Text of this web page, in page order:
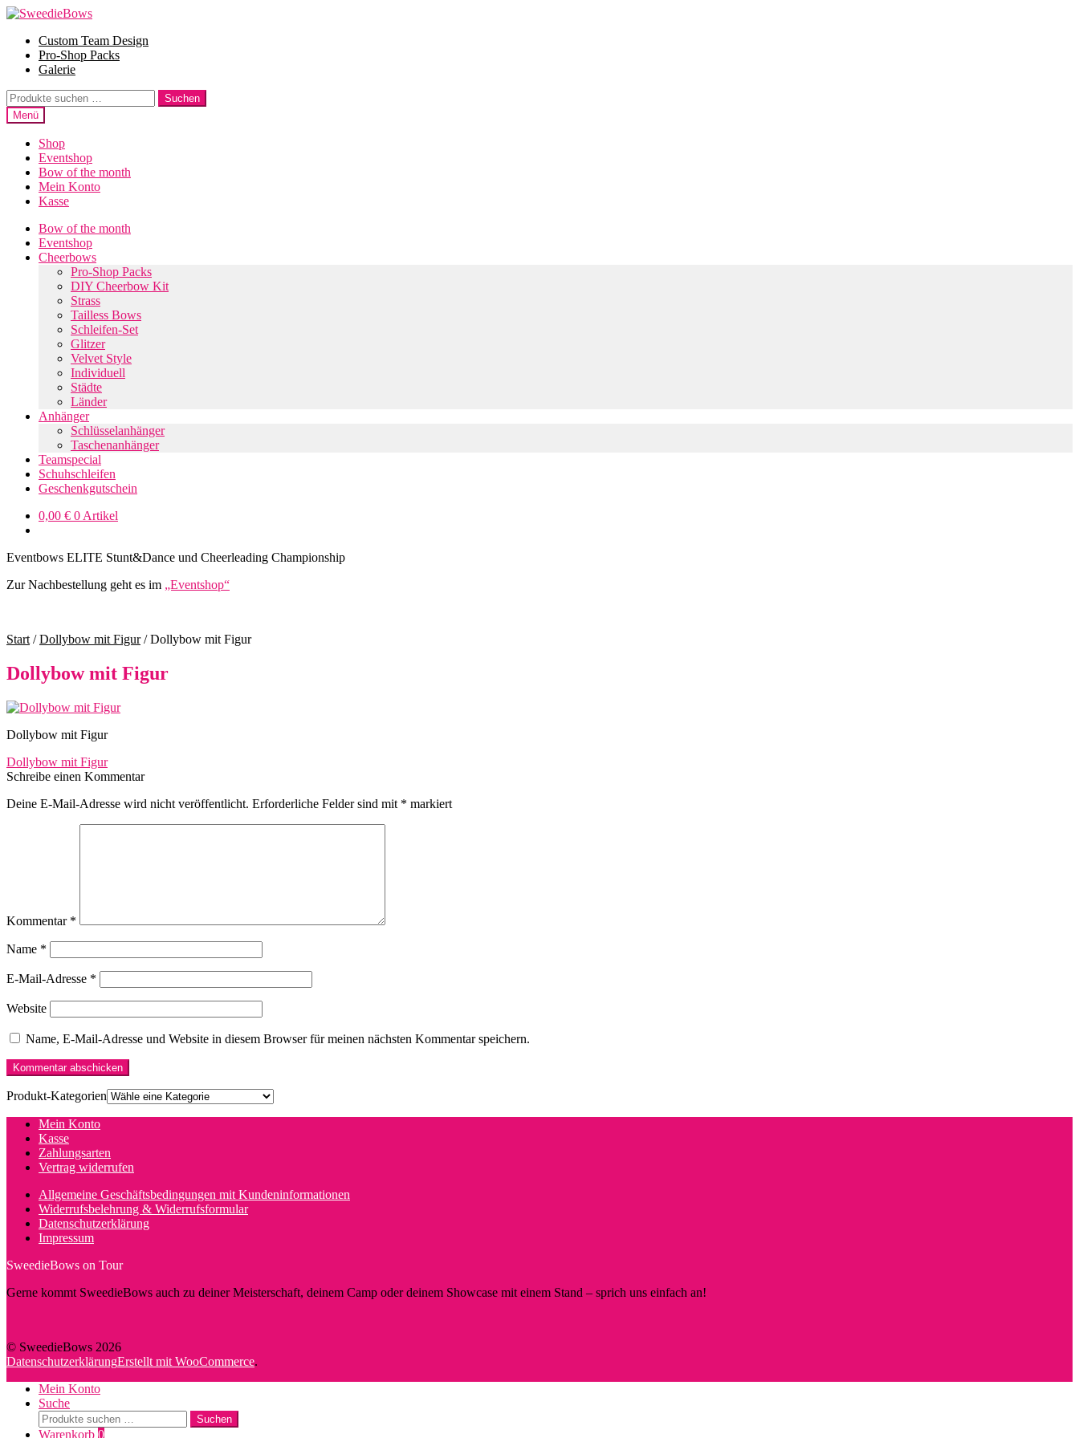
Zur
springen
Zum
springenCustom Team Design
Pro-Shop Packs
Galerie
Suche
nach:
Suchen
Menü
Shop
Eventshop
Bow of the month
Mein Konto
Kasse
Bow of the month
Eventshop
Cheerbows
Pro-Shop Packs
DIY Cheerbow Kit
Strass
Tailless Bows
Schleifen-Set
Glitzer
Velvet Style
Individuell
Städte
Länder
Anhänger
Schlüsselanhänger
Taschenanhänger
Teamspecial
Schuhschleifen
Geschenkgutschein
0,00 € 0 Artikel
Eventbows ELITE Stunt&Dance und Cheerleading Championship
Zur Nachbestellung geht es im „Eventshop“
Start /Dollybow mit Figur/Dollybow mit Figur
Dollybow mit Figur
Dollybow mit Figur
Beitragsnavigation
Vorheriger
Beitrag:
Dollybow mit Figur
Schreibe einen Kommentar
Deine E-Mail-Adresse wird nicht veröffentlicht. Erforderliche Felder sind mit * markiert
Kommentar *
Name *
E-Mail-Adresse *
Website
Name, E-Mail-Adresse und Website in diesem Browser für meinen nächsten Kommentar speichern.
Produkt-Kategorien
Mein Konto
Kasse
Zahlungsarten
Vertrag widerrufen
Allgemeine Geschäftsbedingungen mit Kundeninformationen
Widerrufsbelehrung & Widerrufsformular
Datenschutzerklärung
Impressum
SweedieBows on Tour
Gerne kommt SweedieBows auch zu deiner Meisterschaft, deinem Camp oder deinem Showcase mit einem Stand – sprich uns einfach an!
© SweedieBows 2026
DatenschutzerklärungErstellt mit WooCommerce.
Mein Konto
Suche
Suche
nach:
Suchen
Warenkorb 0